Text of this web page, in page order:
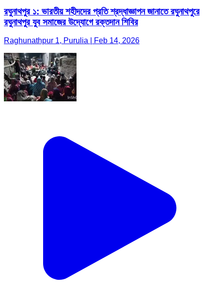
রঘুনাথপুর ১: ভারতীয় শহীদদের প্রতি শ্রদ্ধাজ্ঞাপন জানাতে রঘুনাথপুরে
রঘুনাথপুর যুব সমাজের উদ্যোগে রক্তদান শিবির
Raghunathpur 1, Purulia | Feb 14, 2026